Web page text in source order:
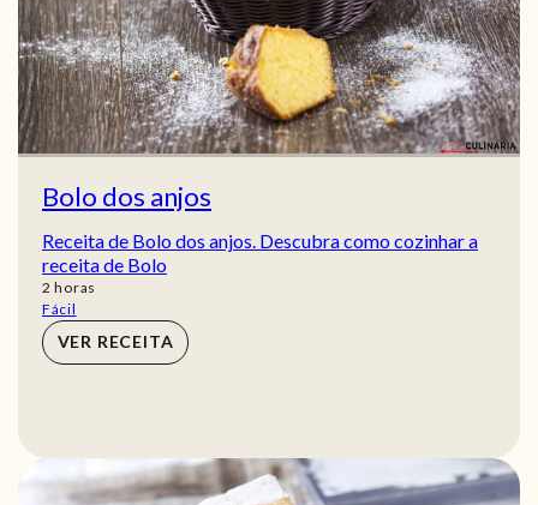
Bolo dos anjos
Receita de Bolo dos anjos. Descubra como cozinhar a
receita de Bolo
2 horas
horas
Fácil
VER RECEITA